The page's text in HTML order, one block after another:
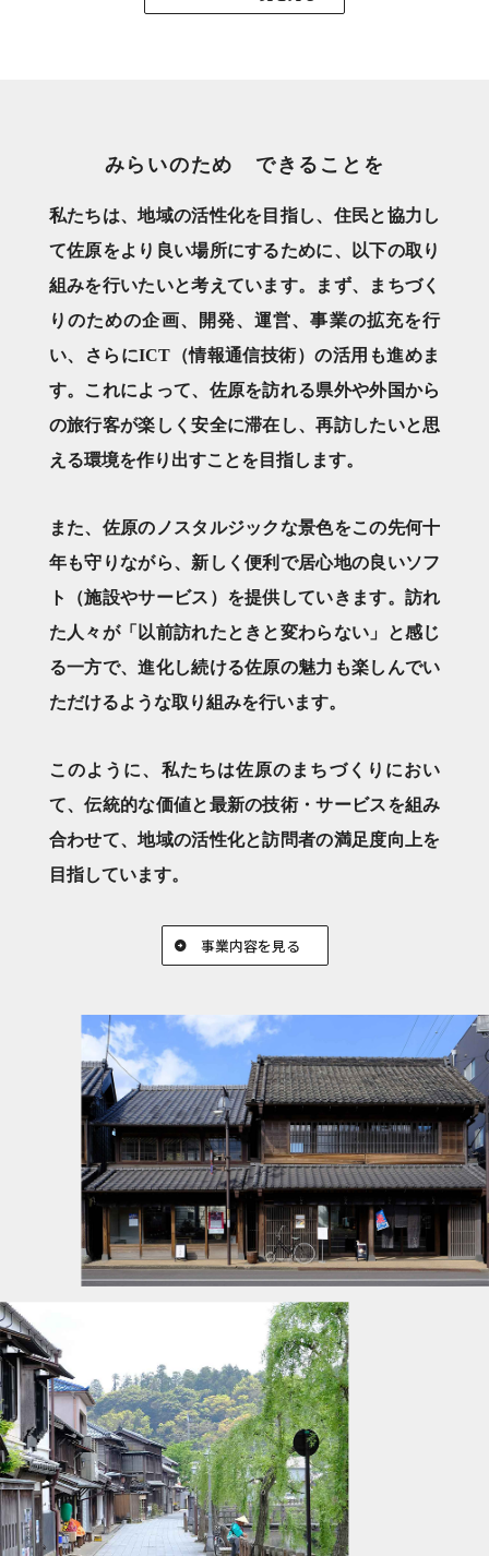
みらいのため できることを
私たちは、地域の活性化を目指し、住民と協力し
て佐原をより良い場所にするために、以下の取り
組みを行いたいと考えています。まず、まちづく
りのための企画、開発、運営、事業の拡充を行
い、さらにICT（情報通信技術）の活用も進めま
す。これによって、佐原を訪れる県外や外国から
の旅行客が楽しく安全に滞在し、再訪したいと思
える環境を作り出すことを目指します。
また、佐原のノスタルジックな景色をこの先何十
年も守りながら、新しく便利で居心地の良いソフ
ト（施設やサービス）を提供していきます。訪れ
た人々が「以前訪れたときと変わらない」と感じ
る一方で、進化し続ける佐原の魅力も楽しんでい
ただけるような取り組みを行います。
このように、私たちは佐原のまちづくりにおい
て、伝統的な価値と最新の技術・サービスを組み
合わせて、地域の活性化と訪問者の満足度向上を
目指しています。
事業内容を見る